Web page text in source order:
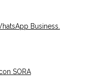
Business.
SORA